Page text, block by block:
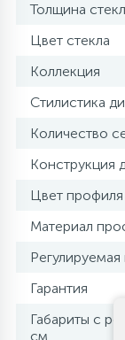
Толщина
Цвет стекла
Коллекция
Стилистика
Количество
Конструкция
Цвет профиля
Материал
Гарантия
Габариты с
см